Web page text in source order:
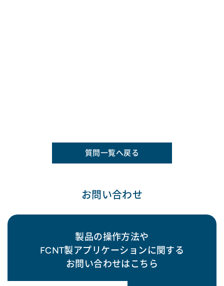
質問一覧へ戻る
お問い合わせ
製品の操作方法や
FCNT製アプリケーションに関する
お問い合わせはこちら